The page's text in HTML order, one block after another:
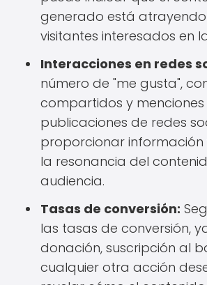
generado está
visitantes interesados en
Interacciones en redes
número de "me gusta",
compartidos y menciones
publicaciones de redes
proporcionar información
la resonancia del
audiencia.
Tasas de conversión:
las tasas de conversión,
donación, suscripción al
cualquier otra acción